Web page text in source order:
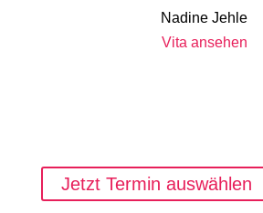
Nadine Jehle
Vita ansehen
Jetzt Termin auswählen